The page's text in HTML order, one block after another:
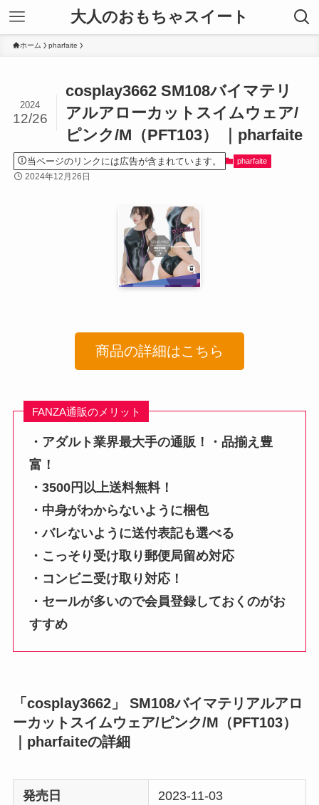
大人のおもちゃスイート
ホーム pharfaite
cosplay3662 SM108バイマテリ
アルアローカットスイムウェア/
ピンク/M（PFT103） ｜pharfaite
2024
12/26
当ページのリンクには広告が含まれています。 pharfaite
2024年12月26日
商品の詳細はこちら
FANZA通販のメリット
・アダルト業界最大手の通販！・品揃え豊
富！
・3500円以上送料無料！
・中身がわからないように梱包
・バレないように送付表記も選べる
・こっそり受け取り郵便局留め対応
・コンビニ受け取り対応！
・セールが多いので会員登録しておくのがお
すすめ
「cosplay3662」 SM108バイマテリアルアロ
ーカットスイムウェア/ピンク/M（PFT103）
｜pharfaiteの詳細
発売日 2023-11-03